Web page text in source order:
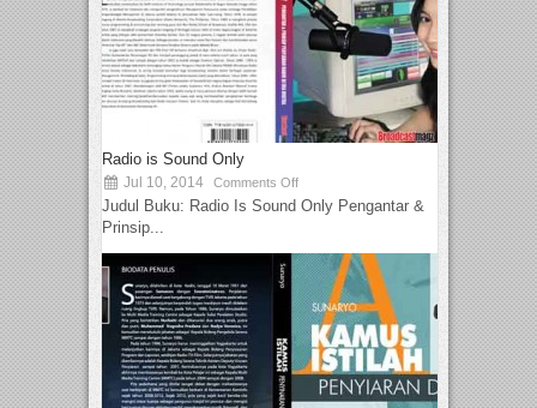
Radio is Sound Only
Jul 10, 2014 Comments Off
Judul Buku: Radio Is Sound Only Pengantar &
Prinsip...